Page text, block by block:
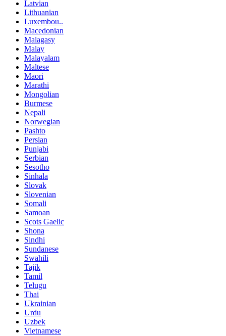
Latvian
Lithuanian
Luxembou..
Macedonian
Malagasy
Malay
Malayalam
Maltese
Maori
Marathi
Mongolian
Burmese
Nepali
Norwegian
Pashto
Persian
Punjabi
Serbian
Sesotho
Sinhala
Slovak
Slovenian
Somali
Samoan
Scots Gaelic
Shona
Sindhi
Sundanese
Swahili
Tajik
Tamil
Telugu
Thai
Ukrainian
Urdu
Uzbek
Vietnamese